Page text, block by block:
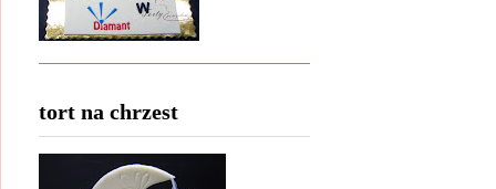
tort na chrzest